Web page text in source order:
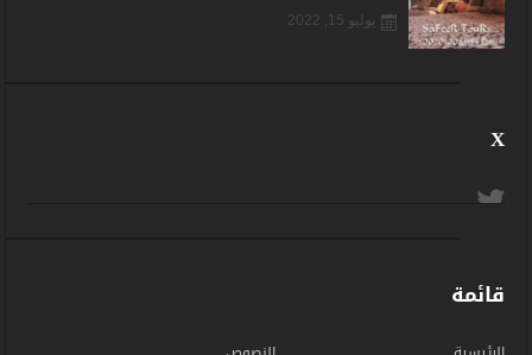
يوليو 15, 2022
X
قائمة